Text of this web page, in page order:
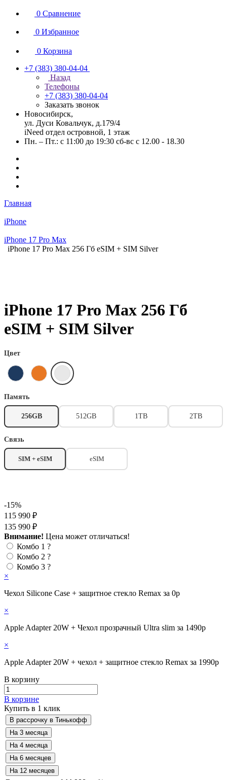
0 Сравнение
0 Избранное
0 Корзина
+7 (383) 380-04-04
Назад
Телефоны
+7 (383) 380-04-04
Заказать звонок
Новосибирск,
ул. Дуси Ковальчук, д.179/4
iNeed отдел островной, 1 этаж
Пн. – Пт.: с 11:00 до 19:30 сб-вс с 12.00 - 18.30
Главная
iPhone
iPhone 17 Pro Max
iPhone 17 Pro Max 256 Гб eSIM + SIM Silver
iPhone 17 Pro Max 256 Гб
eSIM + SIM Silver
Цвет
Память
256GB 512GB 1TB 2TB
Связь
SIM + eSIM eSIM
-15%
115 990 ₽
135 990 ₽
Внимание! Цена может отличаться!
Комбо 1 ?
Комбо 2 ?
Комбо 3 ?
×
Чехол Silicone Case + защитное стекло Remax за 0р
×
Apple Adapter 20W + Чехол прозрачный Ultra slim за 1490р
×
Apple Adapter 20W + чехол + защитное стекло Remax за 1990р
В корзину
В корзине
Купить в 1 клик